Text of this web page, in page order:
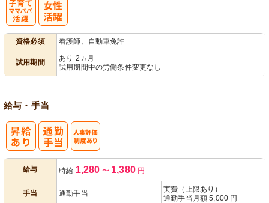
資格必須 看護師、自動車免許
試用期間
あり 2ヵ月
試用期間中の労働条件変更なし
給与・手当
給与 時給 1,280 〜 1,380円
手当 通勤手当
実費（上限あり）
通勤手当月額 5,000 円